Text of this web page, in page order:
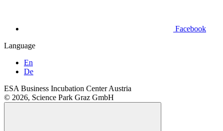
Facebook
Language
En
De
ESA Business Incubation Center Austria
© 2026, Science Park Graz GmbH